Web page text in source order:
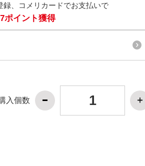
録、コメリカードでお支払いで
7ポイント獲得
入個数